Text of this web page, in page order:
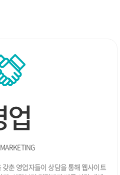
웹사이트 개발
및 부속기관 웹사이트 개발
영경제학회 웹사이트 개발
한의원 모바일사이트 개발
관리프로그램 Ver2.0 개발
02.
(주)비젠소프트 확장
업
춘 영업자들이 상담을 통해 웹사이트